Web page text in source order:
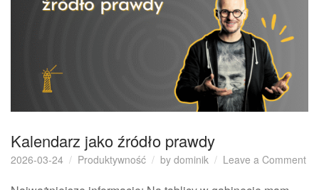
Kalendarz jako źródło prawdy
2026-03-24 Produktywność by dominik Leave a Commenton